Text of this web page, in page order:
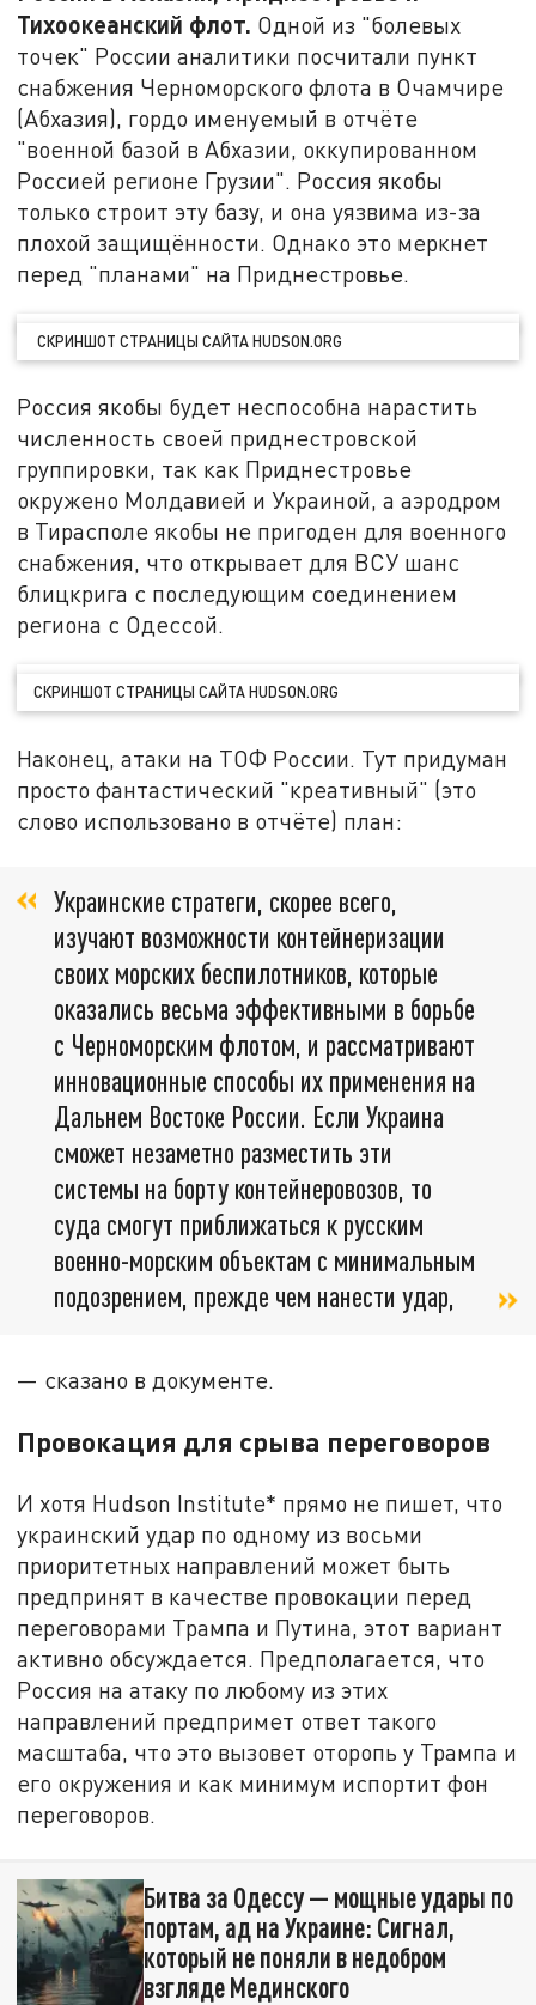
Тихоокеанский флот. Одной из "болевых
точек" России аналитики посчитали пункт
снабжения Черноморского флота в Очамчире
(Абхазия), гордо именуемый в отчёте
"военной базой в Абхазии, оккупированном
Россией регионе Грузии". Россия якобы
только строит эту базу, и она уязвима из-за
плохой защищённости. Однако это меркнет
перед "планами" на Приднестровье.
СКРИНШОТ СТРАНИЦЫ САЙТА HUDSON.ORG
Россия якобы будет неспособна нарастить
численность своей приднестровской
группировки, так как Приднестровье
окружено Молдавией и Украиной, а аэродром
в Тирасполе якобы не пригоден для военного
снабжения, что открывает для ВСУ шанс
блицкрига с последующим соединением
региона с Одессой.
СКРИНШОТ СТРАНИЦЫ САЙТА HUDSON.ORG
Наконец, атаки на ТОФ России. Тут придуман
просто фантастический "креативный" (это
слово использовано в отчёте) план:
Украинские стратеги, скорее всего,
изучают возможности контейнеризации
своих морских беспилотников, которые
оказались весьма эффективными в борьбе
с Черноморским флотом, и рассматривают
инновационные способы их применения на
Дальнем Востоке России. Если Украина
сможет незаметно разместить эти
системы на борту контейнеровозов, то
суда смогут приближаться к русским
военно-морским объектам с минимальным
подозрением, прежде чем нанести удар,
— сказано в документе.
Провокация для срыва переговоров
И хотя Hudson Institute* прямо не пишет, что
украинский удар по одному из восьми
приоритетных направлений может быть
предпринят в качестве провокации перед
переговорами Трампа и Путина, этот вариант
активно обсуждается. Предполагается, что
Россия на атаку по любому из этих
направлений предпримет ответ такого
масштаба, что это вызовет оторопь у Трампа и
его окружения и как минимум испортит фон
переговоров.
Битва за Одессу — мощные удары по
портам, ад на Украине: Сигнал,
который не поняли в недобром
взгляде Мединского